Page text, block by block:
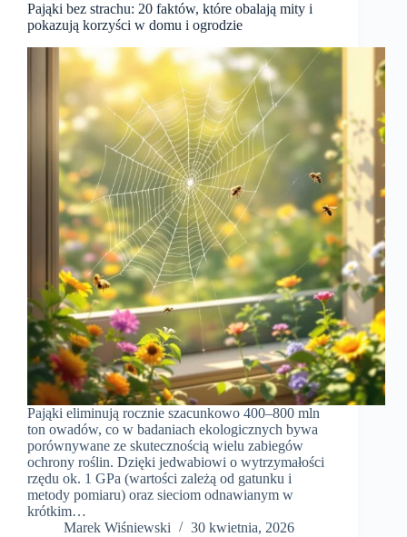
Pająki bez strachu: 20 faktów, które obalają mity i
pokazują korzyści w domu i ogrodzie
Pająki eliminują rocznie szacunkowo 400–800 mln
ton owadów, co w badaniach ekologicznych bywa
porównywane ze skutecznością wielu zabiegów
ochrony roślin. Dzięki jedwabiowi o wytrzymałości
rzędu ok. 1 GPa (wartości zależą od gatunku i
metody pomiaru) oraz sieciom odnawianym w
krótkim…
Marek Wiśniewski
30 kwietnia, 2026